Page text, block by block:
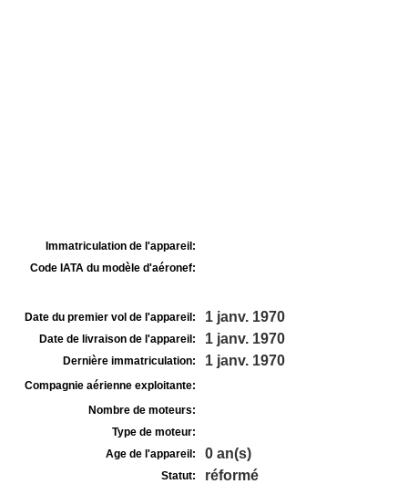
Immatriculation de l'appareil:
Code IATA du modèle d'aéronef:
Date du premier vol de l'appareil: 1 janv. 1970
Date de livraison de l'appareil: 1 janv. 1970
Dernière immatriculation: 1 janv. 1970
Compagnie aérienne exploitante:
Nombre de moteurs:
Type de moteur:
Age de l'appareil:
0 an(s)
Statut: réformé